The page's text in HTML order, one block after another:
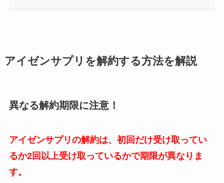
アイゼンサプリを解約する方法を解説
異なる解約期限に注意！
アイゼンサプリの解約は、初回だけ受け取ってい
るか2回以上受け取っているかで期限が異なりま
す。